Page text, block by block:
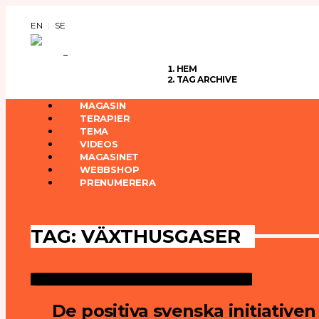
EN SE
MAGASIN
TERAPIER
TEMA
VIDEOS
MAGASINET
WEBBSHOP
PRENUMERERA
HEM
TAG ARCHIVE
TAG: VÄXTHUSGASER
De positiva svenska